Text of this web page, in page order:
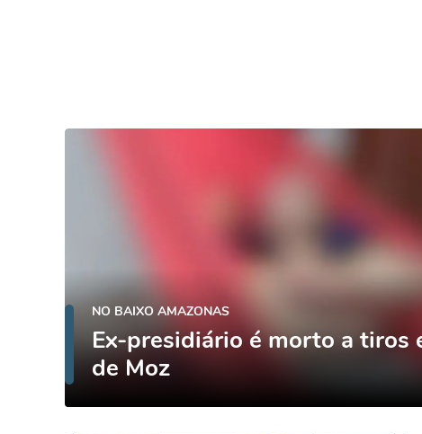
NO BAIXO AMAZONAS
Ex-presidiário é morto a tiros
de Moz